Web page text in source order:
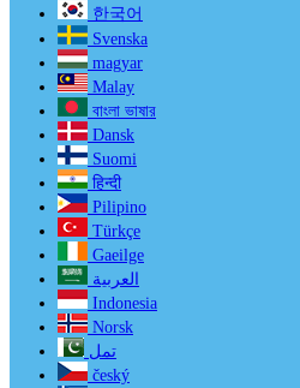
한국어
Svenska
magyar
Malay
বাংলা ভাষার
Dansk
Suomi
हिन्दी
Pilipino
Türkçe
Gaeilge
العربية
Indonesia
Norsk‎
تمل
český